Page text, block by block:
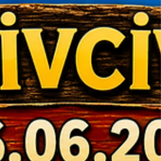
Türkiye'nin dört bir yanına güvenli kargo ile civciv
gönderimi yapıyor, her hafta güncel stoklarımızı
sizlerle paylaşmaya devam ediyoruz. 🐥 26.06.2026
Yeni Civciv Listesi 90 Adet Silver Wyandotte – 200
60 Adet Splash Wyan